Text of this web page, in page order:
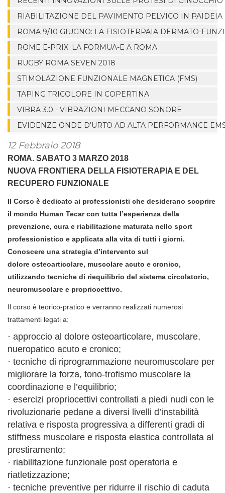
RIABILITAZIONE DEL PAVIMENTO PELVICO IN PAIDEIA
ROMA 9/10 GIUGNO: LA FISIOTERPAIA DERMATO-
ROME E-PRIX: LA FORMUA-E A ROMA
RUGBY ROMA SEVEN 2018
STIMOLAZIONE FUNZIONALE MAGNETICA (FMS)
TAPING TRICOLORE IN COPERTINA
VIBRA 3.0 - VIBRAZIONI MECCANO SONORE
EVIDENZE ONDE D'URTO AD ALTA PERFORMANCE
12 Febbraio 2018
ROMA. SABATO 3 MARZO 2018
NUOVA FRONTIERA DELLA FISIOTERAPIA E DEL
RECUPERO FUNZIONALE
Il Corso è dedicato ai professionisti che desiderano scoprire
il mondo Human Tecar con tutta l’esperienza della
prevenzione, cura e riabilitazione maturata nello sport
professionistico e applicata alla vita di tutti i giorni.
Conoscere una strategia d’intervento sul
dolore osteoarticolare, muscolare acuto e cronico,
utilizzando tecniche di riequilibrio del sistema circolatorio,
neuromuscolare e propriocettivo.
Il corso è teorico-pratico e verranno realizzati numerosi
trattamenti legati a:
· approccio al dolore osteoarticolare, muscolare,
nueropatico acuto e cronico;
· tecniche di riprogrammazione neuromuscolare per
migliorare la forza, tono-trofismo muscolare la
coordinazione e l’equilibrio;
· esercizi propriocettivi controllati a piedi nudi con le
rivoluzionarie pedane a diversi livelli d’instabilità
relativa e risposta progressiva a differenti gradi di
stiffness muscolare e risposta elastica controllata al
prestiramento;
· riabilitazione funzionale post operatoria e
riatletizzazione;
· tecniche preventive per ridurre il rischio di caduta